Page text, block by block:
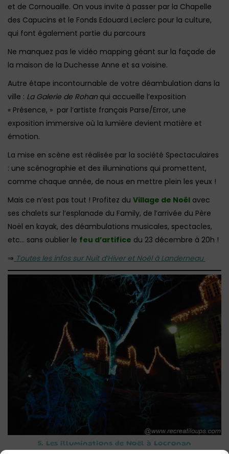
et de Cornouaille. On vous invite à passer par la Chapelle
des Capucins et le Fonds Edouard Leclerc pour la culture,
qui font également partie du parcours
Ne manquez pas le vidéo mapping géant sur la façade de
la maison de la Duchesse Anne et sa voisine.
Autre étape incontournable de votre déambulation dans la
ville : La Galerie de Rohan qui accueille l’exposition
« Présence, » par l’artiste français Parse/Error, une
exposition immersive où la lumière devient matière et
émotion.
La mise en scène est réalisée par la société Spectaculaires
: une scénographie et des illuminations qui promettent,
comme chaque année, de nous en mettre plein les yeux !
Mais ce n’est pas tout ! Profitez du Village de Noël avec
ses chalets sur l’esplanade du Family, de l’arrivée du Père
Noël en kayak, des déambulations musicales, spectacles,
etc… sans oublier le feu d’artifice du 23 décembre à 20h !
⇒ Toutes les infos sur Nuit d’Hiver et Noël à Landerneau
5. Les illuminations de Noël à Locronan